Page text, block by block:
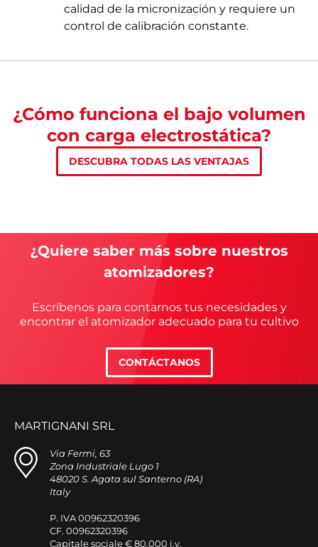
calidad de la micronización y requiere un
control de calibración constante.
¿Cómo funciona el bajo volumen
con carga electrostática?
DESCUBRA TODAS LAS VENTAJAS
¿Quiere saber más sobre nuestros
atomizadores?
Escríbenos para contarnos tus necesidades y
encontrar el atomizador adecuado para tu cultivo
CONTÁCTANOS
MARTIGNANI SRL
Via Fermi, 63
Zona Industriale Lugo 1
48020 S. Agata sul Santerno (RA)
Italy
P. IVA 00962320396
CF. 00962320396
Capitale sociale € 80.000 i.v.